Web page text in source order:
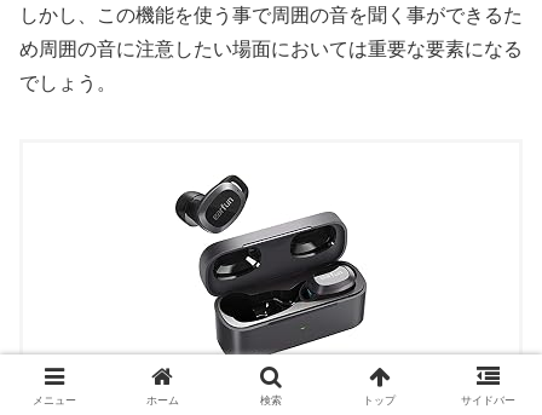
しかし、この機能を使う事で周囲の音を聞く事ができるた
め周囲の音に注意したい場面においては重要な要素になる
でしょう。
メニュー ホーム 検索 トップ サイドバー